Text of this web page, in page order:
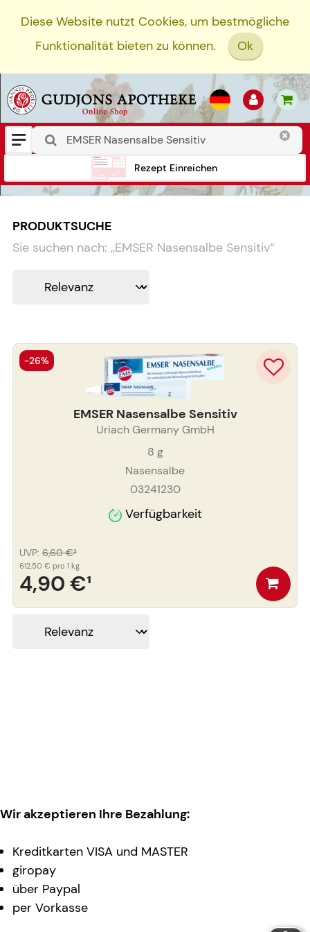
Diese Website nutzt Cookies, um bestmögliche
Funktionalität bieten zu können.
Ok
Rezept Einreichen
PRODUKTSUCHE
Sie suchen nach: „EMSER Nasensalbe Sensitiv“
EMSER Nasensalbe Sensitiv
Uriach Germany GmbH
8 g
Nasensalbe
03241230
Verfügbarkeit
4,90 €¹
UVP: 6,60 €³
612,50 € pro 1 kg
-26%
Wir akzeptieren Ihre Bezahlung:
Kreditkarten VISA und MASTER
giropay
über Paypal
per Vorkasse